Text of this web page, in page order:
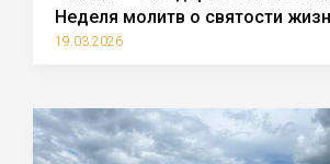
Неделя молитв о святости
19.03.2026